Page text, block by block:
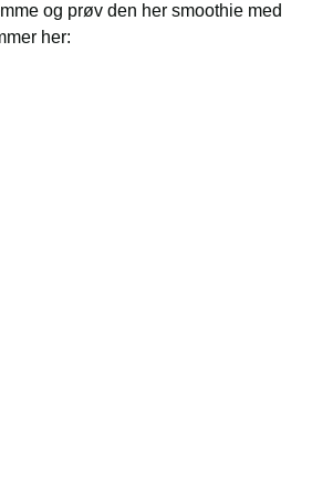
og prøv den her smoothie med
her: